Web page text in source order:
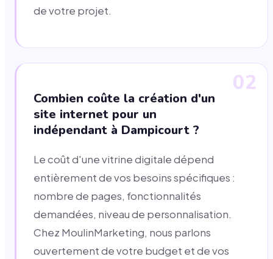
de votre projet.
02
Combien coûte la création d'un
site internet pour un
indépendant à Dampicourt ?
Le coût d'une vitrine digitale dépend
entièrement de vos besoins spécifiques :
nombre de pages, fonctionnalités
demandées, niveau de personnalisation.
Chez MoulinMarketing, nous parlons
ouvertement de votre budget et de vos